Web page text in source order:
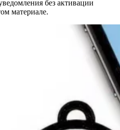
без активации
материале.